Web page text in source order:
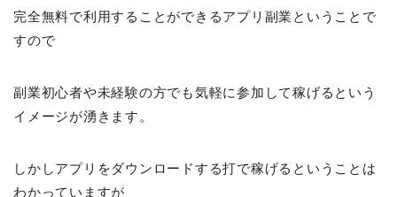
完全無料で利用することができるアプリ副業ということで
すので
副業初心者や未経験の方でも気軽に参加して稼げるという
イメージが湧きます。
しかしアプリをダウンロードする打で稼げるということは
わかっていますが